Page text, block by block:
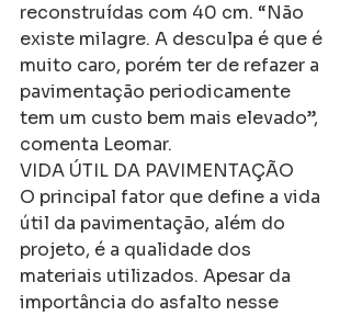
reconstruídas com 40 cm. “Não
existe milagre. A desculpa é que é
muito caro, porém ter de refazer a
pavimentação periodicamente
tem um custo bem mais elevado”,
comenta Leomar.
VIDA ÚTIL DA PAVIMENTAÇÃO
O principal fator que define a vida
útil da pavimentação, além do
projeto, é a qualidade dos
materiais utilizados. Apesar da
importância do asfalto nesse